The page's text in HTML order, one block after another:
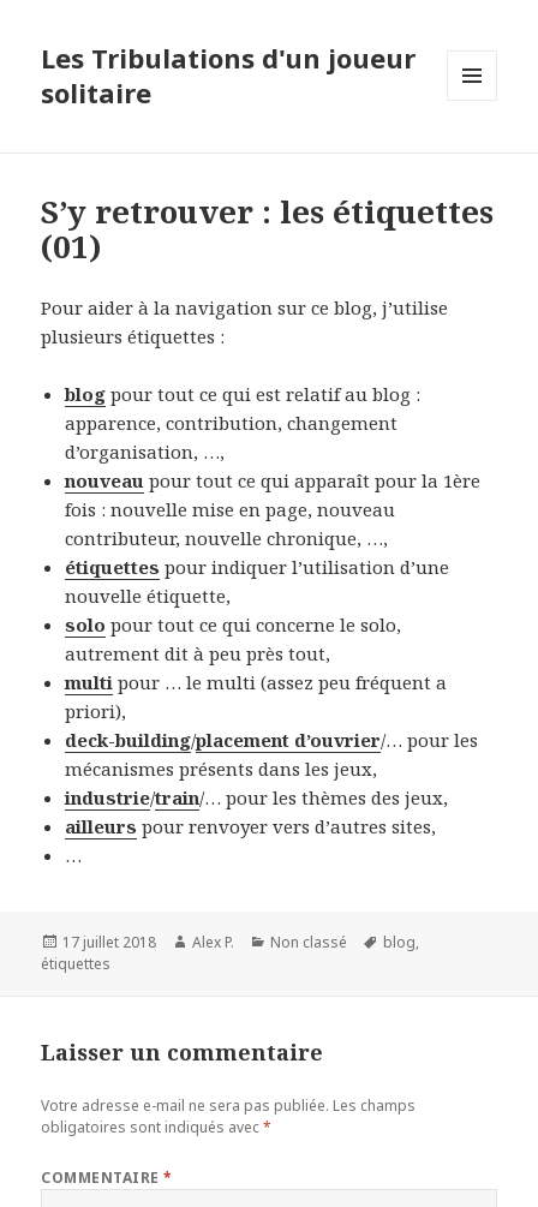
Les Tribulations d'un joueur
solitaire
S’y retrouver : les étiquettes
(01)
Pour aider à la navigation sur ce blog, j’utilise
plusieurs étiquettes :
blog pour tout ce qui est relatif au blog :
apparence, contribution, changement
d’organisation, …,
nouveau pour tout ce qui apparaît pour la 1ère
fois : nouvelle mise en page, nouveau
contributeur, nouvelle chronique, …,
étiquettes pour indiquer l’utilisation d’une
nouvelle étiquette,
solo pour tout ce qui concerne le solo,
autrement dit à peu près tout,
multi pour … le multi (assez peu fréquent a
priori),
deck-building/placement d’ouvrier/… pour les
mécanismes présents dans les jeux,
industrie/train/… pour les thèmes des jeux,
ailleurs pour renvoyer vers d’autres sites,
…
Publié
le
17 juillet 2018 Auteur
Alex P. Catégories
Non classé
Mots-
blog,
étiquettes
Laisser un commentaire
Votre adresse e-mail ne sera pas publiée. Les champs
obligatoires sont indiqués avec*
COMMENTAIRE*